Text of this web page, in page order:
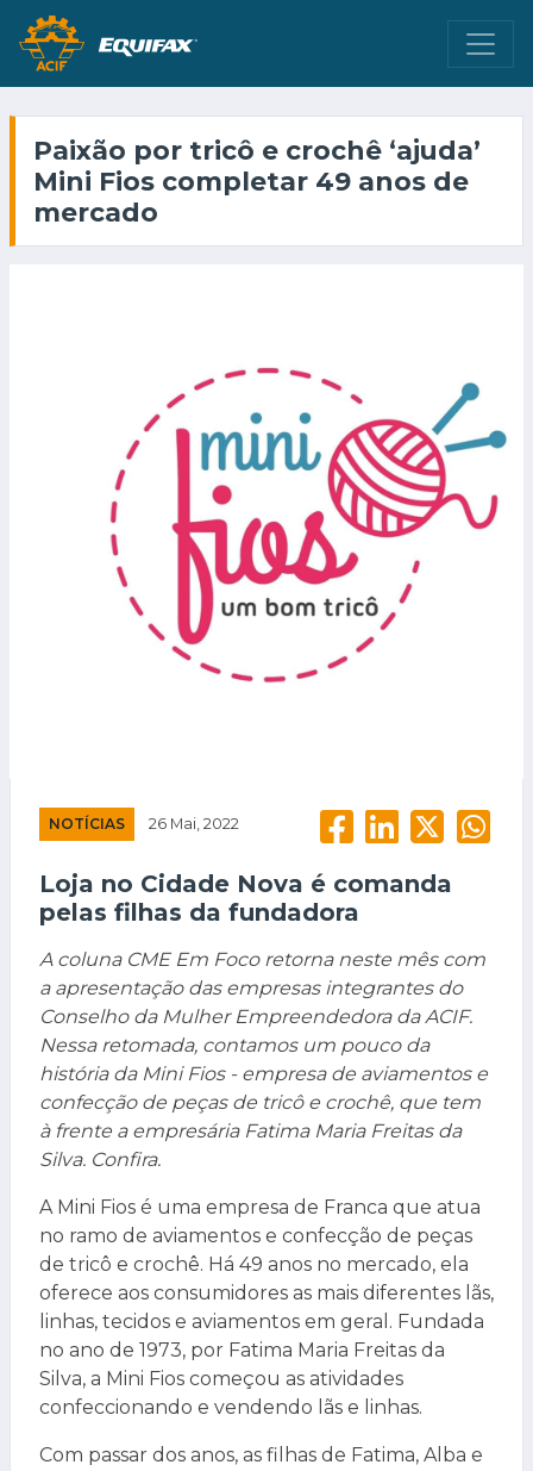
Paixão por tricô e crochê ‘ajuda’
Mini Fios completar 49 anos de
mercado
NOTÍCIAS 26 Mai, 2022
Loja no Cidade Nova é comanda
pelas filhas da fundadora
A coluna CME Em Foco retorna neste mês com
a apresentação das empresas integrantes do
Conselho da Mulher Empreendedora da ACIF.
Nessa retomada, contamos um pouco da
história da Mini Fios - empresa de aviamentos e
confecção de peças de tricô e crochê, que tem
à frente a empresária Fatima Maria Freitas da
Silva. Confira.
A Mini Fios é uma empresa de Franca que atua
no ramo de aviamentos e confecção de peças
de tricô e crochê. Há 49 anos no mercado, ela
oferece aos consumidores as mais diferentes lãs,
linhas, tecidos e aviamentos em geral. Fundada
no ano de 1973, por Fatima Maria Freitas da
Silva, a Mini Fios começou as atividades
confeccionando e vendendo lãs e linhas.
Com passar dos anos, as filhas de Fatima, Alba e